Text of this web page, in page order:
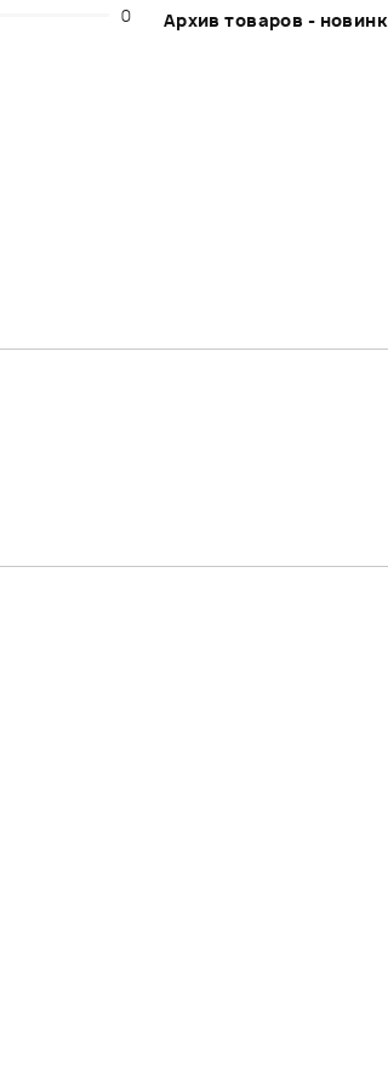
0 Архив товаров -